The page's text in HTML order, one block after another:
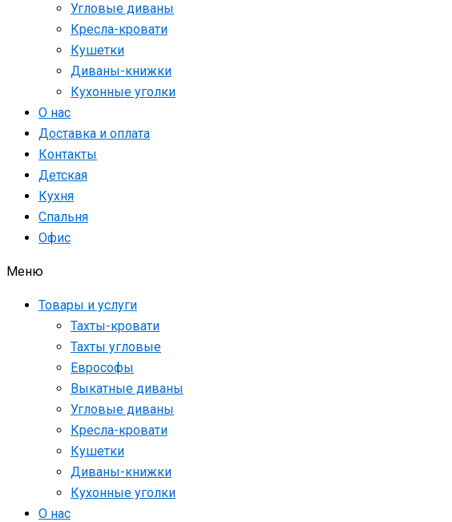
Угловые диваны
Кресла-кровати
Кушетки
Диваны-книжки
Кухонные уголки
О нас
Доставка и оплата
Контакты
Детская
Кухня
Спальня
Офис
Меню
Товары и услуги
Тахты-кровати
Тахты угловые
Еврософы
Выкатные диваны
Угловые диваны
Кресла-кровати
Кушетки
Диваны-книжки
Кухонные уголки
О нас